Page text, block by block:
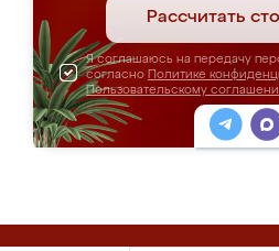
Рассчитать
Я соглашаюсь на передачу
согласно Политике
Пользовательскому